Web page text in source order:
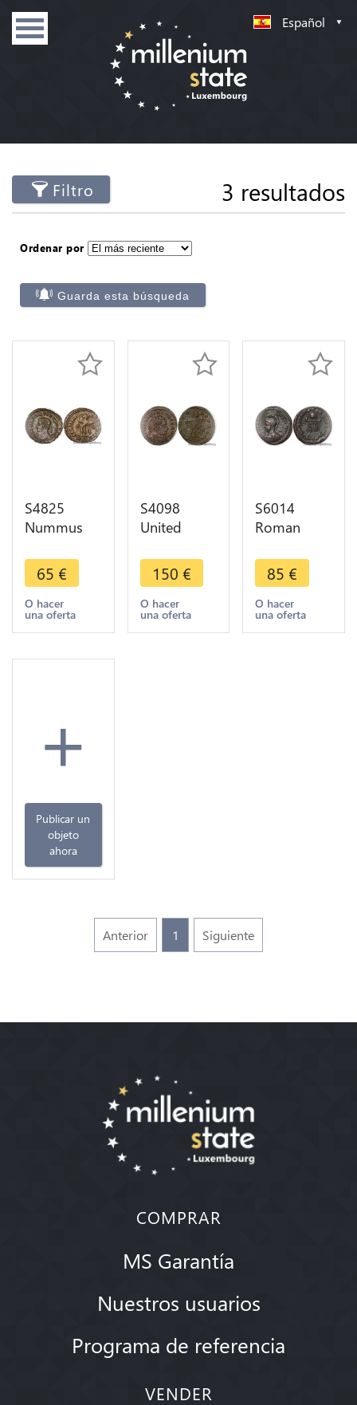
Español
Filtro 3 resultados
Ordenar por
Guarda esta búsqueda
S4825
Nummus
BI London
late MLN
AD 314 ->
Faire Offre
65 €
O hacer
una oferta
S4098
United
Nummus
Licinius I
308-324
London
150 €
O hacer
una oferta
S6014
Roman
Centenionalis
Constantin I
le
grand (306-
85 €
O hacer
una oferta
+
Publicar un
objeto
ahora
Anterior 1 Siguiente
COMPRAR
MS Garantía
Nuestros usuarios
Programa de referencia
VENDER